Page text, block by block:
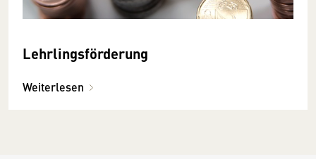
Lehrlingsförderung
Weiterlesen